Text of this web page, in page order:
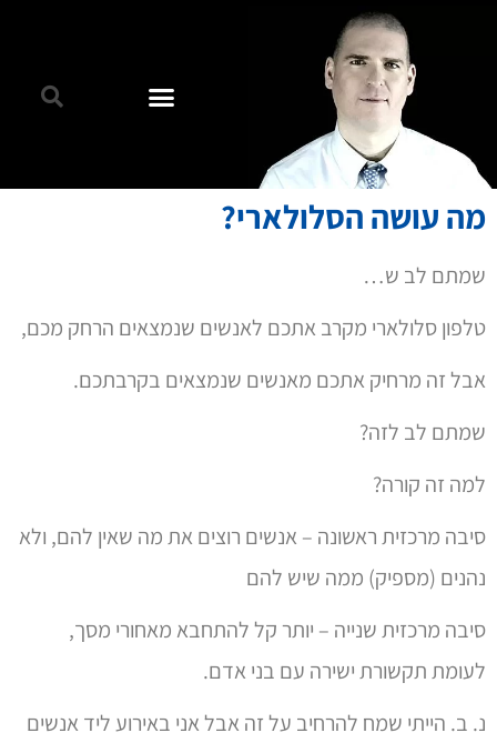
מה עושה הסלולארי?
שמתם לב ש…
טלפון סלולארי מקרב אתכם לאנשים שנמצאים הרחק מכם,
אבל זה מרחיק אתכם מאנשים שנמצאים בקרבתכם.
שמתם לב לזה?
למה זה קורה?
סיבה מרכזית ראשונה – אנשים רוצים את מה שאין להם, ולא
נהנים (מספיק) ממה שיש להם
סיבה מרכזית שנייה – יותר קל להתחבא מאחורי מסך,
לעומת תקשורת ישירה עם בני אדם.
נ. ב. הייתי שמח להרחיב על זה אבל אני באירוע ליד אנשים